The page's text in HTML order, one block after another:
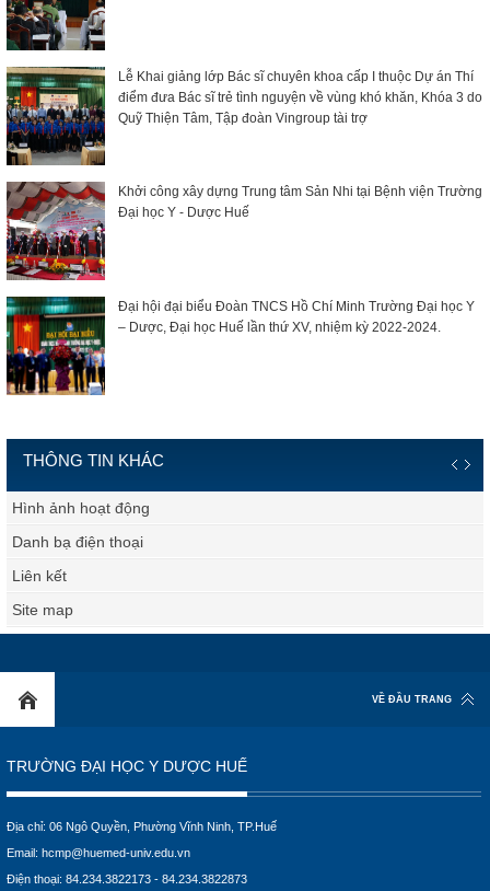
Lễ Khai giảng lớp Bác sĩ chuyên khoa cấp I thuộc Dự án Thí
điểm đưa Bác sĩ trẻ tình nguyện về vùng khó khăn, Khóa 3 do
Quỹ Thiện Tâm, Tập đoàn Vingroup tài trợ
Khởi công xây dựng Trung tâm Sản Nhi tại Bệnh viện Trường
Đại học Y - Dược Huế
Đại hội đại biểu Đoàn TNCS Hồ Chí Minh Trường Đại học Y
– Dược, Đại học Huế lần thứ XV, nhiệm kỳ 2022-2024.
THÔNG TIN KHÁC
Hình ảnh hoạt động
Danh bạ điện thoại
Liên kết
Site map
VỀ ĐẦU TRANG
TRƯỜNG ĐẠI HỌC Y DƯỢC HUẾ
Địa chỉ: 06 Ngô Quyền, Phường Vĩnh Ninh, TP.Huế
Email: hcmp@huemed-univ.edu.vn
Điện thoại: 84.234.3822173 - 84.234.3822873